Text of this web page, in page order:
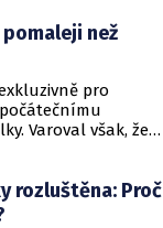
světové války.
než
pro
Varoval však, že
Válka se mezitím
rozluštěna: Proč